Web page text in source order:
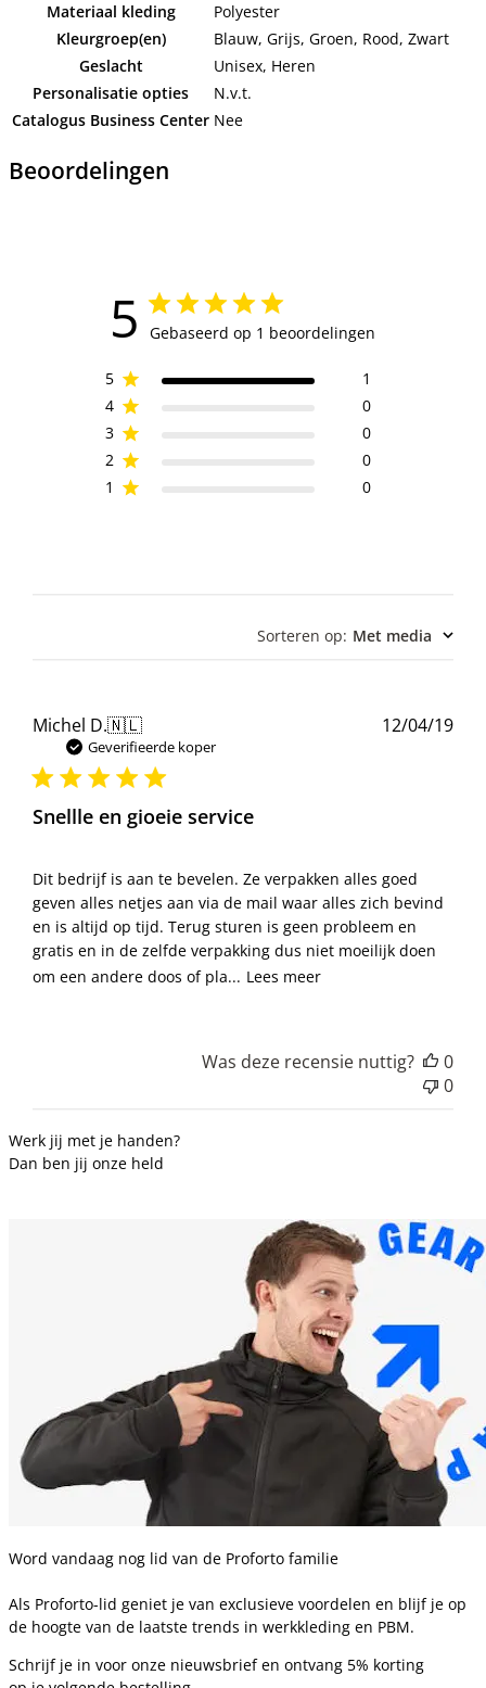
Materiaal kleding
Polyester
Kleurgroep(en)
Blauw, Grijs, Groen, Rood, Zwart
Geslacht
Unisex, Heren
Personalisatie opties
N.v.t.
Catalogus Business Center Nee
Beoordelingen
5 Gebaseerd op 1 beoordelingen
5
1
4
0
3
0
2
0
1
0
Sorteren op: Met media
Michel D.🇳🇱
Geverifieerde koper
Snellle en gioeie service
Dit bedrijf is aan te bevelen. Ze verpakken alles goed
geven alles netjes aan via de mail waar alles zich bevind
en is altijd op tijd. Terug sturen is geen probleem en
gratis en in de zelfde verpakking dus niet moeilijk doen
om een andere doos of pla... Lees meer
12/04/19
Was deze recensie nuttig?
0
0
Werk jij met je handen?
Dan ben jij onze held
Word vandaag nog lid van de Proforto familie
Als Proforto-lid geniet je van exclusieve voordelen en blijf je op
de hoogte van de laatste trends in werkkleding en PBM.
Schrijf je in voor onze nieuwsbrief en ontvang 5% korting